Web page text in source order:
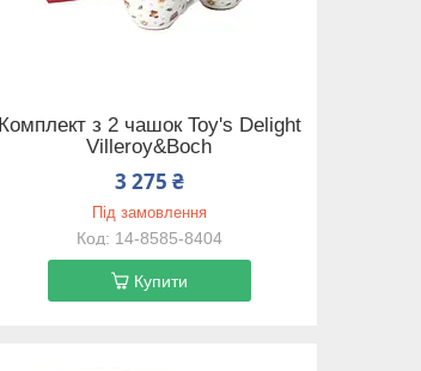
Комплект з 2 чашок Toy's Delight
Villeroy&Boch
3 275 ₴
Під замовлення
14-8585-8404
Купити